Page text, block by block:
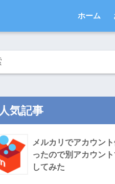
ホーム
人気記事
メルカリでアカウン
ったので別アカウン
してみた